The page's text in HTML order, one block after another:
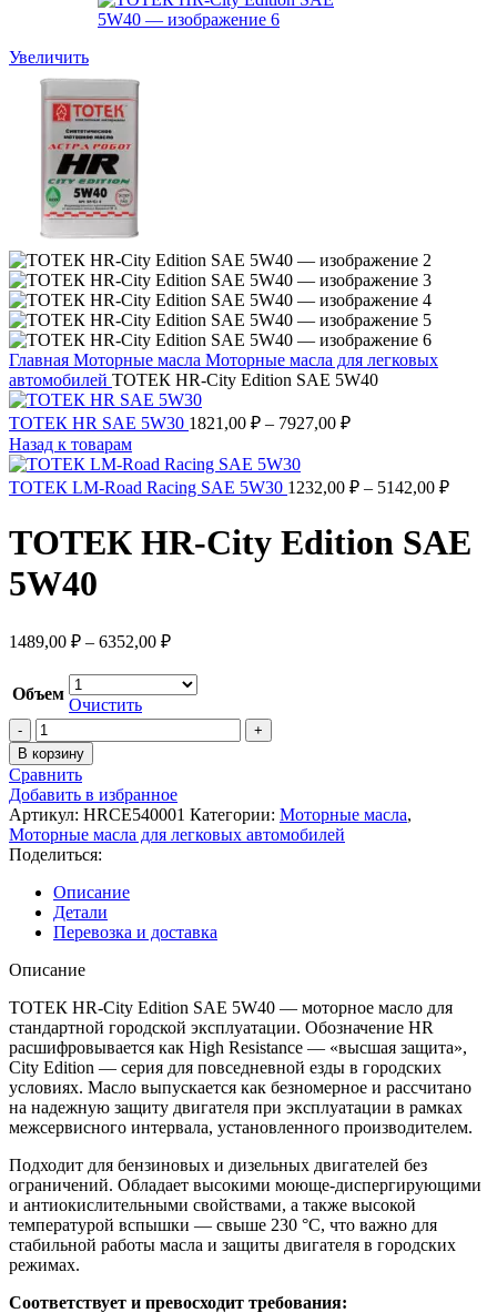
Увеличить
Главная Моторные масла Моторные масла для легковых
автомобилей ТОТЕК HR-City Edition SAE 5W40
ТОТЕК HR SAE 5W30 1821,00 ₽ – 7927,00 ₽
Назад к товарам
ТОТЕК LM-Road Racing SAE 5W30 1232,00 ₽ – 5142,00 ₽
ТОТЕК HR-City Edition SAE
5W40
1489,00 ₽ – 6352,00 ₽
Объем
Очистить
В корзину
Сравнить
Добавить в избранное
Артикул: HRCE540001 Категории: Моторные масла,
Моторные масла для легковых автомобилей
Поделиться:
Описание
Детали
Перевозка и доставка
Описание
ТОТЕК HR-City Edition SAE 5W40 — моторное масло для
стандартной городской эксплуатации. Обозначение HR
расшифровывается как High Resistance — «высшая защита»,
City Edition — серия для повседневной езды в городских
условиях. Масло выпускается как безномерное и рассчитано
на надежную защиту двигателя при эксплуатации в рамках
межсервисного интервала, установленного производителем.
Подходит для бензиновых и дизельных двигателей без
ограничений. Обладает высокими моюще-диспергирующими
и антиокислительными свойствами, а также высокой
температурой вспышки — свыше 230 °C, что важно для
стабильной работы масла и защиты двигателя в городских
режимах.
Соответствует и превосходит требования: